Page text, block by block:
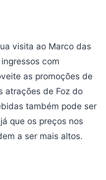
visita ao Marco das
com
as promoções de
atrações de Foz do
também pode ser
que os preços nos
a ser mais altos.